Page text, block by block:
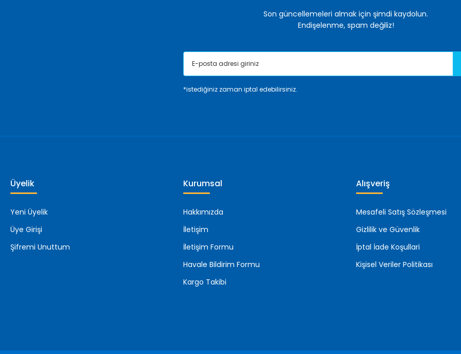
Son güncellemeleri almak için şimdi kaydolun.
Endişelenme, spam değiliz!
*istediğiniz zaman iptal edebilirsiniz.
Üyelik
Yeni Üyelik
Üye Girişi
Şifremi Unuttum
Kurumsal
Hakkımızda
İletişim
İletişim Formu
Havale Bildirim Formu
Kargo Takibi
Alışveriş
Mesafeli Satış Sözleşmesi
Gizlilik ve Güvenlik
İptal İade Koşullari
Kişisel Veriler Politikası